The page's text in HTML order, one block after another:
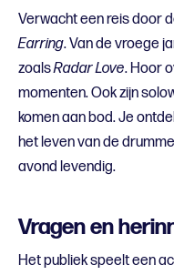
Verwacht een reis door
Earring. Van de vroege
zoalsRadar Love. Hoor
momenten. Ook zijn
komen aan bod. Je
het leven van de
avond levendig.
Vragen en
Het publiek speelt een